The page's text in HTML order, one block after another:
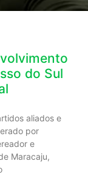
do Sul
aliados e
por
e
Maracaju,